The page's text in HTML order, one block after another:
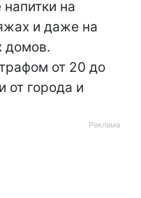
на
и даже на
домов.
от 20 до
от города и